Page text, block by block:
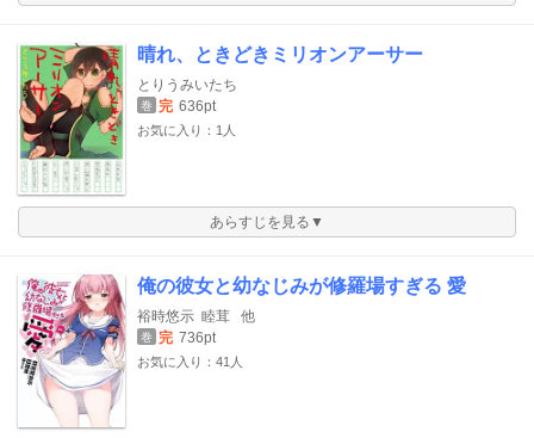
晴れ、ときどきミリオンアーサー
とりうみいたち
巻 完 636pt
お気に入り：1人
あらすじを見る▼
俺の彼女と幼なじみが修羅場すぎる 愛
裕時悠示 睦茸 他
巻 完 736pt
お気に入り：41人